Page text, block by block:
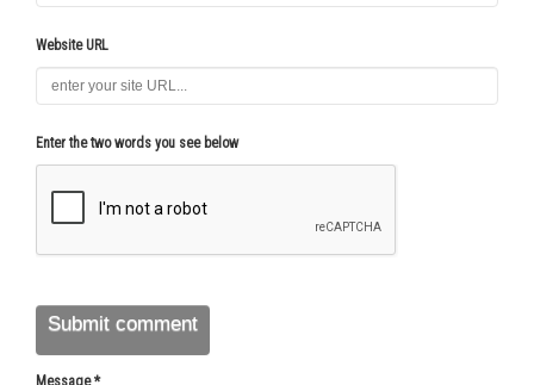
Website URL
Enter the two words you see below
Message *